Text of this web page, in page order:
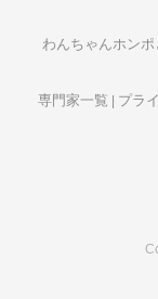
わんちゃんホンポ
専門家一覧
プラ